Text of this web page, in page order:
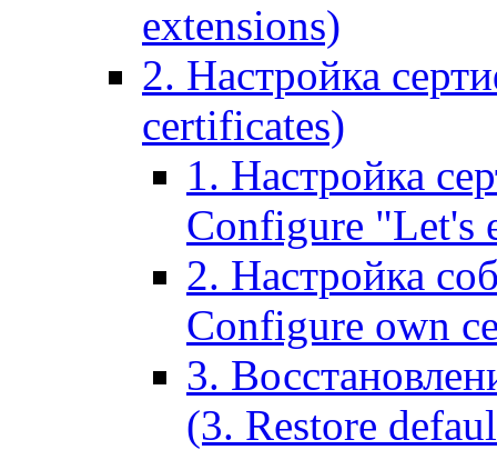
extensions)
2. Настройка
certificates)
1. Настройка
Configure "Let's
2. Настройка
Configure own
3.
(3. Restore